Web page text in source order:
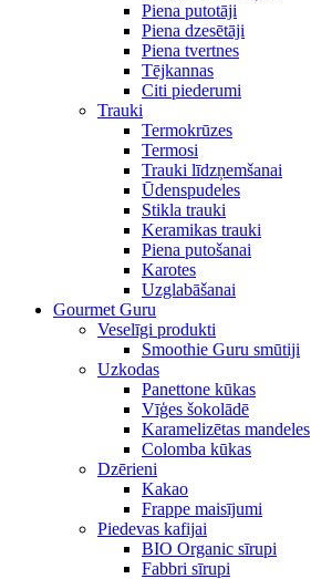
Piena putotāji
Piena dzesētāji
Piena tvertnes
Tējkannas
Citi piederumi
Trauki
Termokrūzes
Termosi
Trauki līdzņemšanai
Ūdenspudeles
Stikla trauki
Keramikas trauki
Piena putošanai
Karotes
Uzglabāšanai
Gourmet Guru
Veselīgi produkti
Smoothie Guru smūtiji
Uzkodas
Panettone kūkas
Vīģes šokolādē
Karamelizētas mandeles
Colomba kūkas
Dzērieni
Kakao
Frappe maisījumi
Piedevas kafijai
BIO Organic sīrupi
Fabbri sīrupi